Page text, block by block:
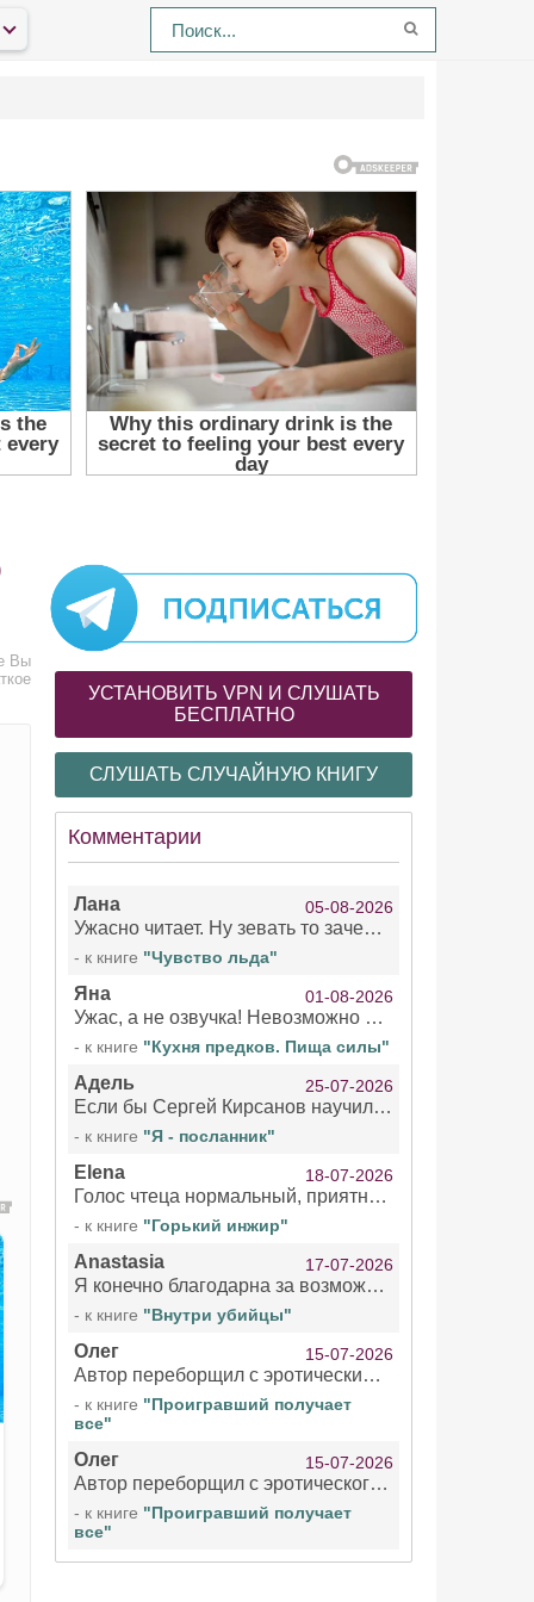
Вы
УСТАНОВИТЬ VPN И СЛУШАТЬ
БЕСПЛАТНО
СЛУШАТЬ СЛУЧАЙНУЮ КНИГУ
Комментарии
Лана 05-08-2026
Ужасно читает. Ну зевать то зачем. Уже не говорю, что ударения ставит, как хочет.
- к книге "Чувство льда"
Яна 01-08-2026
Ужас, а не озвучка! Невозможно вникать в смысл текста из за кривляний чтеца
- к книге "Кухня предков. Пища силы"
Адель 25-07-2026
Если бы Сергей Кирсанов научился не сглатывать каждые 1-2 минуты слюну, так что слышно в микрофоне и, что вызывает отвращение, то мелжно было бы слушать.
- к книге "Я - посланник"
Elena 18-07-2026
Голос чтеца нормальный, приятный тембр. Мне очень понравилось озвучивание рассказа. Очень странный отзыв Надежды. Может у неё что-то с нервами?
- к книге "Горький инжир"
Anastasia 17-07-2026
Я конечно благодарна за возможность бесплатно слушать книги даже новинки , но чтение этой книги просто ужасно
- к книге "Внутри убийцы"
Олег 15-07-2026
Автор переборщил с эротическими сценами. Похоже, с этим у него проблемы.
- к книге "Проигравший получает
все"
Олег 15-07-2026
Автор переборщил с эротического сценами. Похоже, с этим у него проблемы.
- к книге "Проигравший получает
все"